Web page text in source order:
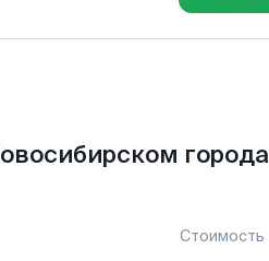
города
Стоимость